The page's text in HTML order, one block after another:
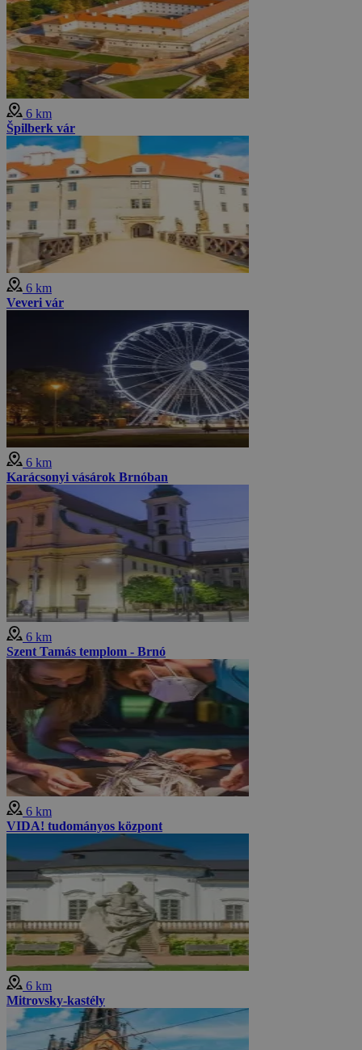
6 km
Špilberk vár
6 km
Veveri vár
6 km
Karácsonyi vásárok Brnóban
6 km
Szent Tamás templom - Brnó
6 km
VIDA! tudományos központ
6 km
Mitrovsky-kastély